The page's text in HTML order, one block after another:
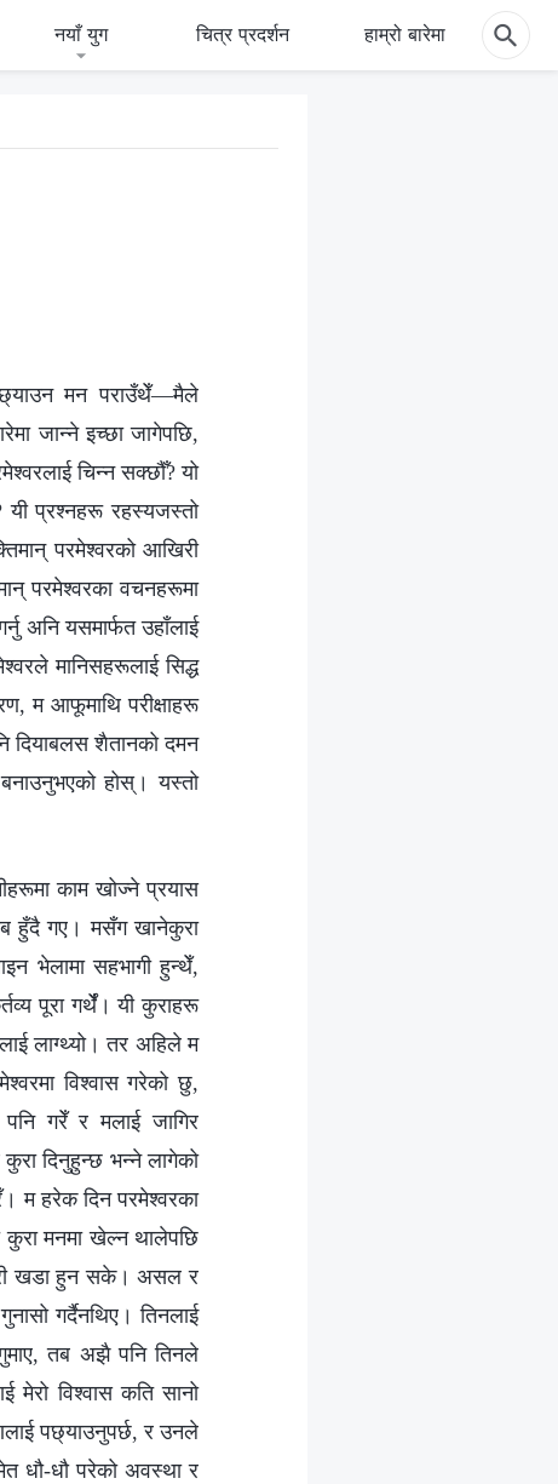
नयाँ युग चित्र प्रदर्शन हाम्रो बारेमा
मन पराउँथेँ—मैले
जान्‍ने इच्‍छा जागेपछि,
चिन्‍न सक्छौँ? यो
यी प्रश्‍नहरू रहस्यजस्तो
परमेश्‍वरको आखिरी
परमेश्‍वरका वचनहरूमा
अनि यसमार्फत उहाँलाई
मानिसहरूलाई सिद्ध
म आफूमाथि परीक्षाहरू
दियाबलस शैतानको दमन
होस्। यस्तो
काम खोज्‍ने प्रयास
हुँदै गए। मसँग खानेकुरा
भेलामा सहभागी हुन्थेँ,
पूरा गर्थेँ। यी कुराहरू
लाग्थ्यो। तर अहिले म
विश्‍वास गरेको छु,
गरेँ र मलाई जागिर
दिनुहुन्छ भन्‍ने लागेको
म हरेक दिन परमेश्‍वरका
कुरा मनमा खेल्न थालेपछि
गरी खडा हुन सके। असल र
गर्दैनथिए। तिनलाई
तब अझै पनि तिनले
मेरो विश्‍वास कति सानो
पछ्याउनुपर्छ, र उनले
धौ-धौ परेको अवस्था र